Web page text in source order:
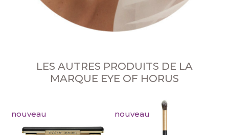
LES AUTRES PRODUITS DE LA
MARQUE EYE OF HORUS
nouveau nouveau